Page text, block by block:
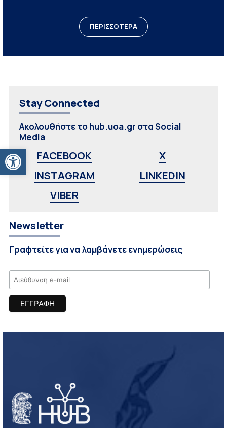
Ανοίξτε τη γραμμή εργαλείων
ΠΕΡΙΣΣΟΤΕΡΑ
Stay Connected
Ακολουθήστε το hub.uoa.gr στα Social
Media
FACEBOOK
X
INSTAGRAM
LINKEDIN
VIBER
Newsletter
Γραφτείτε για να λαμβάνετε ενημερώσεις